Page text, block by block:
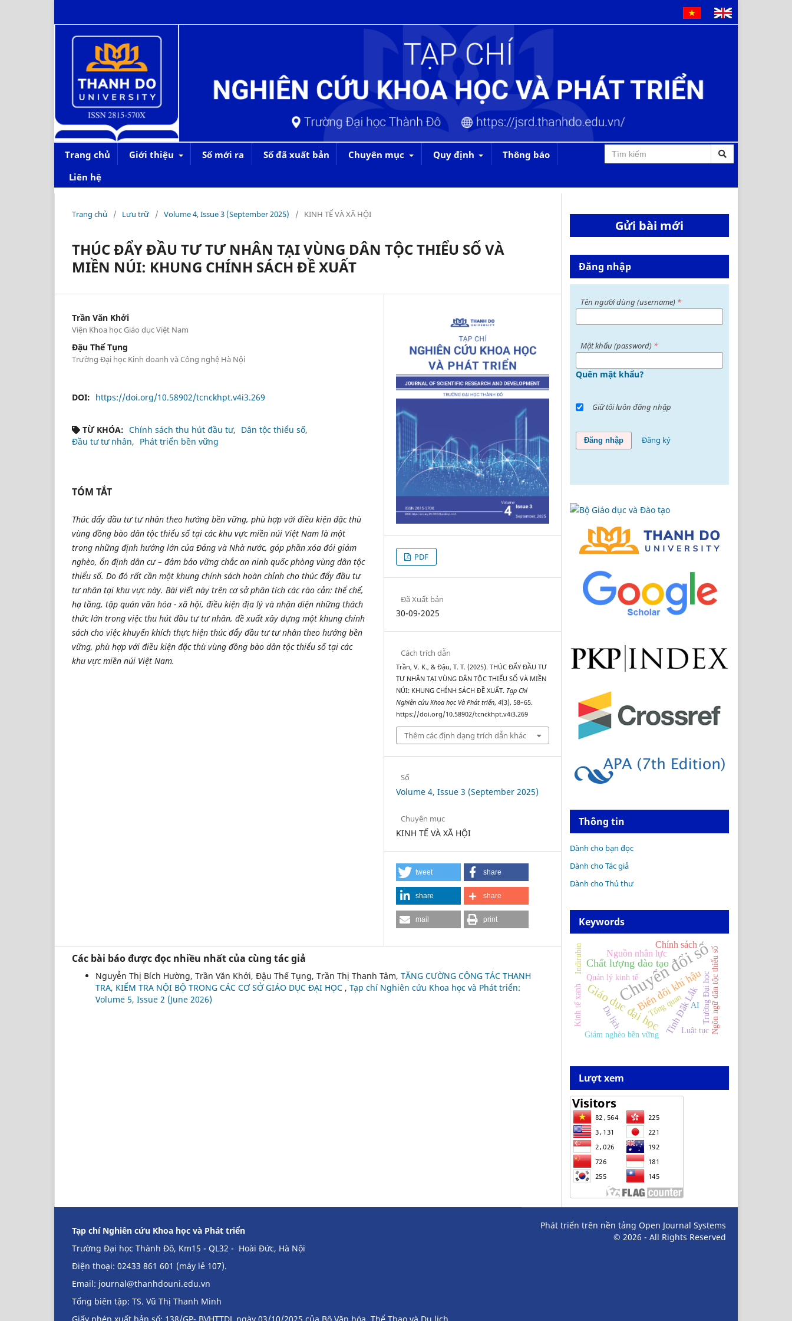
Trang chủ Giới thiệu Số mới ra Số đã xuất bản Chuyên mục Quy định
Thông báo
Liên hệ
Trang chủ / Lưu trữ / Volume 4, Issue 3 (September 2025) / KINH TẾ VÀ XÃ HỘI
THÚC ĐẨY ĐẦU TƯ TƯ NHÂN TẠI VÙNG DÂN TỘC THIỂU SỐ VÀ
MIỀN NÚI: KHUNG CHÍNH SÁCH ĐỀ XUẤT
Trần Văn Khởi
Viện Khoa học Giáo dục Việt Nam
Đậu Thế Tụng
Trường Đại học Kinh doanh và Công nghệ Hà Nội
DOI: https://doi.org/10.58902/tcnckhpt.v4i3.269
TỪ KHÓA: Chính sách thu hút đầu tư
Dân tộc thiểu số
Đầu tư tư nhân
Phát triển bền vững
TÓM TẮT
Thúc đẩy đầu tư tư nhân theo hướng bền vững, phù hợp với điều kiện đặc thù
vùng đồng bào dân tộc thiểu số tại các khu vực miền núi Việt Nam là một
trong những định hướng lớn của Đảng và Nhà nước, góp phần xóa đói giảm
nghèo, ổn định dân cư – đảm bảo vững chắc an ninh quốc phòng vùng dân tộc
thiểu số. Do đó rất cần một khung chính sách hoàn chỉnh cho thúc đẩy đầu tư
tư nhân tại khu vực này. Bài viết này trên cơ sở phân tích các rào cản: thể chế,
hạ tầng, tập quán văn hóa - xã hội, điều kiện địa lý và nhận diện những thách
thức lớn trong việc thu hút đầu tư tư nhân, đề xuất xây dựng một khung chính
sách cho việc khuyến khích thực hiện thúc đẩy đầu tư tư nhân theo hướng bền
vững, phù hợp với điều kiện đặc thù vùng đồng bào dân tộc thiểu số tại các
khu vực miền núi Việt Nam.
PDF
Đã Xuất bản
30-09-2025
Cách trích dẫn
Trần, V. K., & Đậu, T. T. (2025). THÚC ĐẨY ĐẦU TƯ
TƯ NHÂN TẠI VÙNG DÂN TỘC THIỂU SỐ VÀ MIỀN
NÚI: KHUNG CHÍNH SÁCH ĐỀ XUẤT. Tạp Chí
Nghiên cứu Khoa học Và Phát triển,4(3), 58–65.
https://doi.org/10.58902/tcnckhpt.v4i3.269
Thêm các định dạng trích dẫn khác
Số
Volume 4, Issue 3 (September 2025)
Chuyên mục
KINH TẾ VÀ XÃ HỘI
tweet share
share share
mail print
Các bài báo được đọc nhiều nhất của cùng tác giả
Nguyễn Thị Bích Hường, Trần Văn Khởi, Đậu Thế Tụng, Trần Thị Thanh Tâm, TĂNG CƯỜNG CÔNG TÁC THANH
TRA, KIỂM TRA NỘI BỘ TRONG CÁC CƠ SỞ GIÁO DỤC ĐẠI HỌC , Tạp chí Nghiên cứu Khoa học và Phát triển:
Volume 5, Issue 2 (June 2026)
Gửi bài mới
Đăng nhập
Tên người dùng (username) *
Mật khấu (password) *
Quên mật khẩu?
Giữ tôi luôn đăng nhập
Đăng nhập Đăng ký
Thông tin
Dành cho bạn đọc
Dành cho Tác giả
Dành cho Thủ thư
Keywords
Chuyển đổi số
Giáo dục đại họcBiến đổi khí hậu
Chất lượng đào tạo
Tỉnh Đắk Lắk
Nguồn nhân lực
Chính sách
Du lịch Ngôn ngữ dân tộc thiểu số
Quản lý kinh tế
Giảm nghèo bền vững Luật tục
Tổng quan Trường Đại học
AI
Kinh tế xanh
Indirubin
Lượt xem
Tạp chí Nghiên cứu Khoa học và Phát triển
Trường Đại học Thành Đô, Km15 - QL32 - Hoài Đức, Hà Nội
Điện thoại: 02433 861 601 (máy lẻ 107).
Email: journal@thanhdouni.edu.vn
Tổng biên tập: TS. Vũ Thị Thanh Minh
Phát triển trên nền tảng Open Journal Systems
© 2026 - All Rights Reserved